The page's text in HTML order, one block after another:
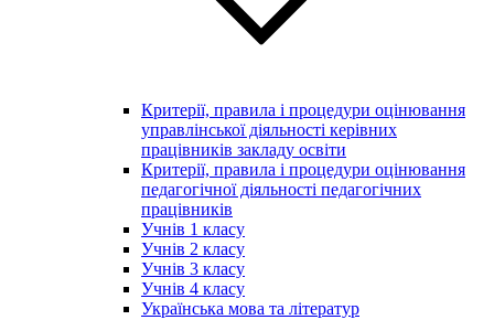
Критерії, правила і процедури оцінювання
управлінської діяльності керівних
працівників закладу освіти
Критерії, правила і процедури оцінювання
педагогічної діяльності педагогічних
працівників
Учнів 1 класу
Учнів 2 класу
Учнів 3 класу
Учнів 4 класу
Українська мова та літератур